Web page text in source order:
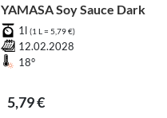
YAMASA Soy Sauce Dark
1l (1 L = 5,79 €)
12.02.2028
18°
5,79 €